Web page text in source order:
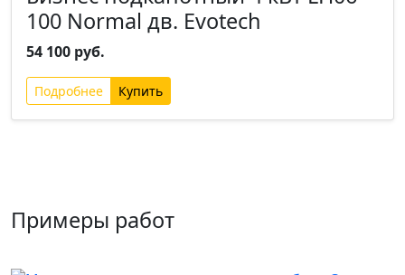
100 Normal дв. Evotech
54 100 руб.
Подробнее
Примеры работ